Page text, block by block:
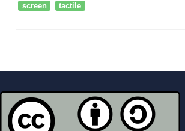
screen
tactile